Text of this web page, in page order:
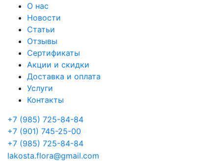
О нас
Новости
Статьи
Отзывы
Сертификаты
Акции и скидки
Доставка и оплата
Услуги
Контакты
+7 (985) 725-84-84
+7 (901) 745-25-00
+7 (985) 725-84-84
lakosta.flora@gmail.com